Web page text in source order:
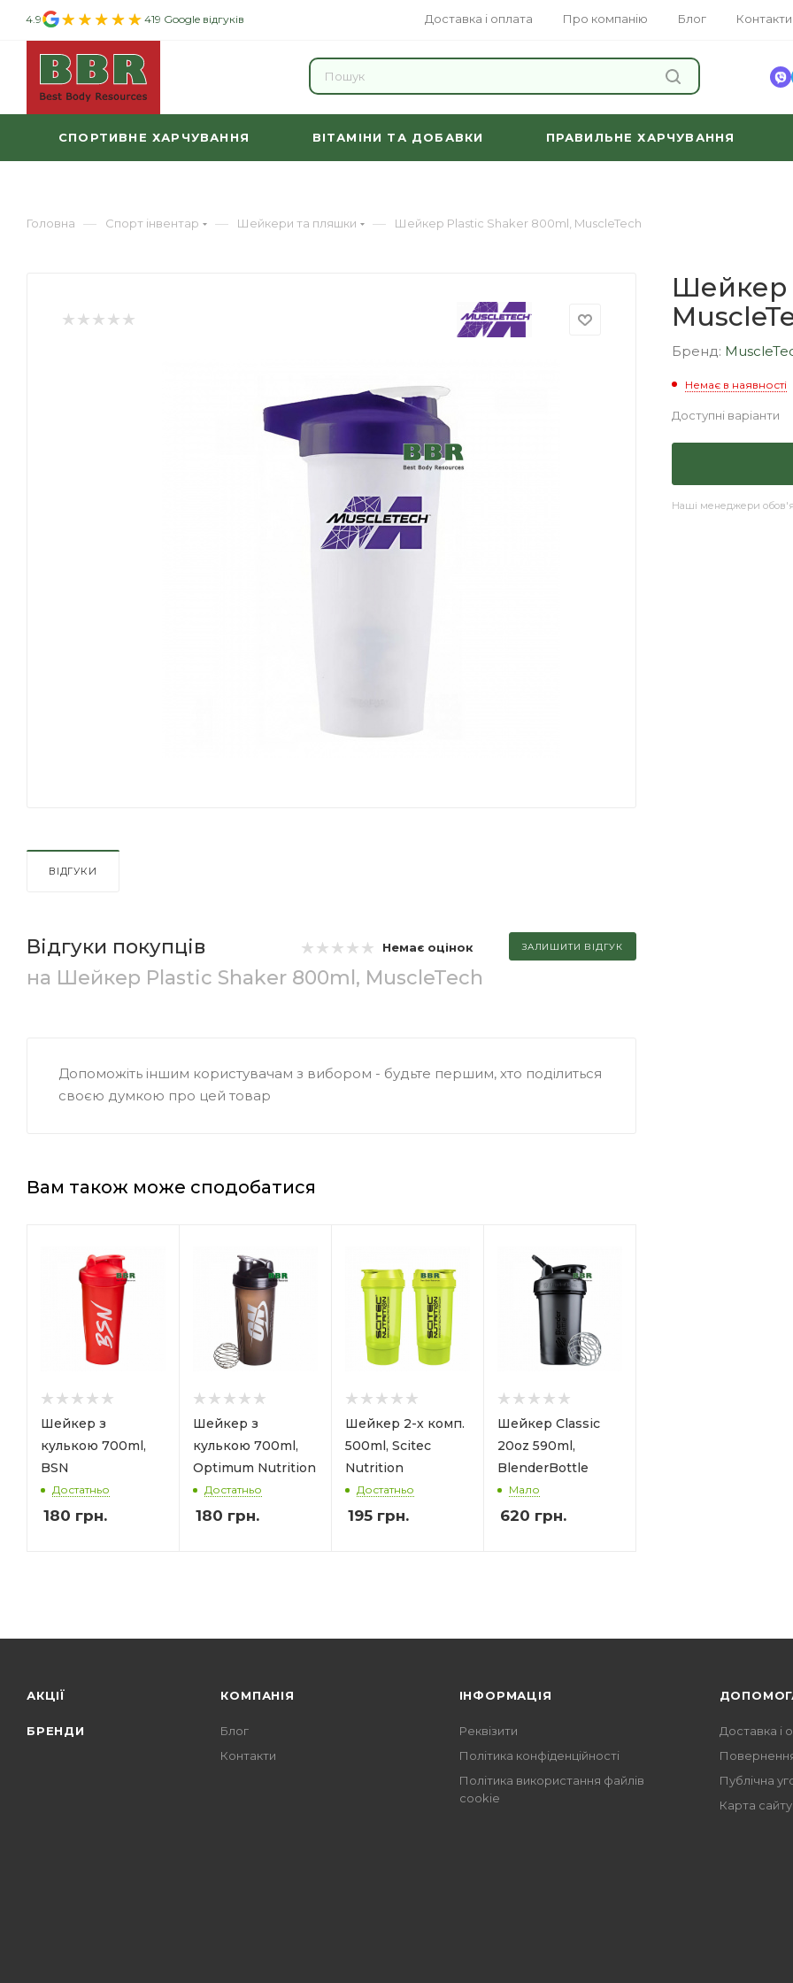
Доставка і оплата Про компанію Блог Контакти
4.9 419 Google відгуків
СПОРТИВНЕ ХАРЧУВАННЯ ВІТАМІНИ ТА ДОБАВКИ ПРАВИЛЬНЕ ХАРЧУВАННЯ
Головна — Спорт інвентар — Шейкери та пляшки — Шейкер Plastic Shaker 800ml, MuscleTech
ВІДГУКИ
Відгуки покупців
на Шейкер Plastic Shaker 800ml, MuscleTech
Немає оцінок ЗАЛИШИТИ ВІДГУК
Допоможіть іншим користувачам з вибором - будьте першим, хто поділиться
своєю думкою про цей товар
Вам також може сподобатися
Шейкер з
кулькою 700ml,
BSN
Достатньо
180 грн.
Шейкер з
кулькою 700ml,
Optimum Nutrition
Достатньо
180 грн.
Шейкер 2-х комп.
500ml, Scitec
Nutrition
Достатньо
195 грн.
Шейкер Classic
20oz 590ml,
BlenderBottle
Мало
620 грн.
Шейкер
Бренд:
Немає в наявності
Доступні варіанти
Наші менеджери
АКЦІЇ
БРЕНДИ
КОМПАНІЯ
Блог
Контакти
ІНФОРМАЦІЯ
Реквізити
Політика конфіденційності
Політика використання файлів
cookie
Доставка і
Публічна
Карта сайту